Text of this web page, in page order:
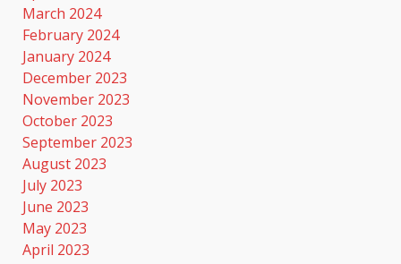
March 2024
February 2024
January 2024
December 2023
November 2023
October 2023
September 2023
August 2023
July 2023
June 2023
May 2023
April 2023